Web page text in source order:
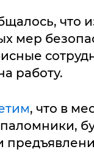
что
мер
работу.
, что в